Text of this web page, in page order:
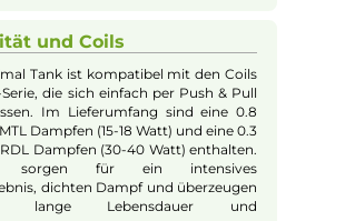
Ergonomie des EZ Tube
Mod überzeugt mit seiner runden
und einer angenehm griffigen
Sein modernes Design ist in
trendigen Farben erhältlich. Mit einem
Anschluss nimmt er Verdampfer bis
Durchmesser von 24.0 mm auf.